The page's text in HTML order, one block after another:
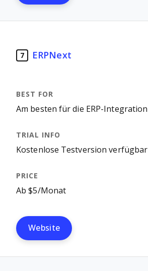
7 ERPNext
Am besten für die ERP-Integration
Kostenlose Testversion verfügbar
Ab $5/Monat
Website